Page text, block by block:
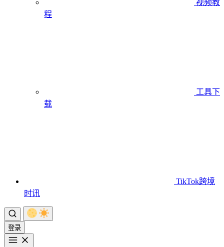
视频教
程
工具下
载
TikTok跨境
时讯
登录